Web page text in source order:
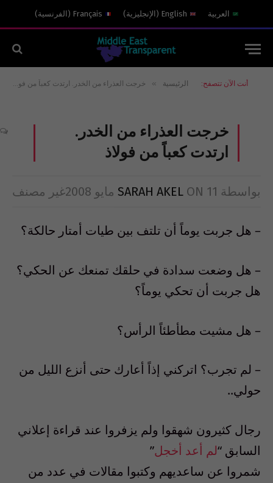
العربية English
( الإنجليزية)
Français
( الفرنسية)
أنت الآن تتصفح: الرئيسية » خرجت العذراء من الخدر. ارتدت كعباً من فولاذ
خرجت العذراء من الخدر.
ارتدت كعباً من فولاذ
بواسطة SARAH AKEL ON 11 مايو 2008 غير مصنف
– هل جربت يوماً أن تلتف بين طيات أمتار حالكة؟
– هل وضعت سدادة في حلقك تمنعك عن الحكي؟
هل جربت أن تحكي يوماً؟
– هل مشيت مطأطئاً الرأس؟
– لم تجرب؟ اتركني إذاً أعارك حتى أنزع الليل من
حولي..
رجال كثيرون شهقوا ولم يزفروا عند قراءة إعلاني
السابق “لم أعد أخجل”
شمروا عن ساعديهم وكتبوا مقالات في عدد من